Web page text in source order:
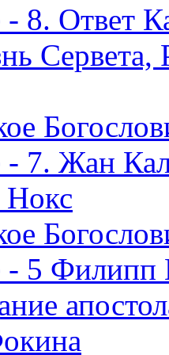
8. Ответ
Сервета,
7. Жан
- 5 Филипп